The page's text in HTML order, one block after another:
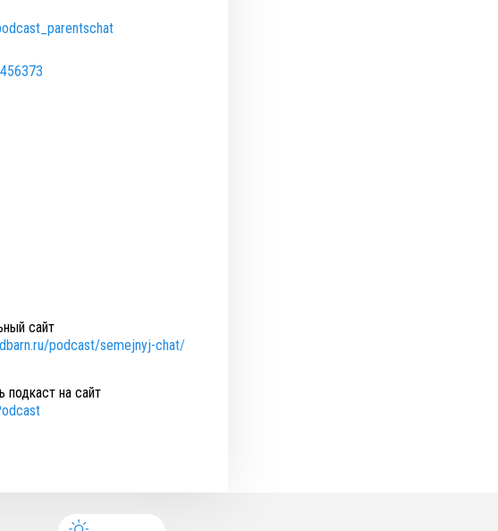
сайт
podcast/semejnyj-chat/
подкаст на сайт